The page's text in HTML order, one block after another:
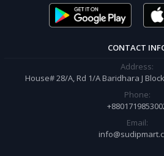
order.
CONTACT
Address:
House# 28/A, Rd 1/A Baridhara J
Phone:
Email: